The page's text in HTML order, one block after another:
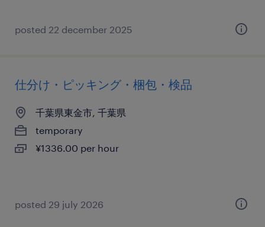
posted 22 december 2025
仕分け・ピッキング・梱包・検品
千葉県東金市, 千葉県
temporary
¥1336.00 per hour
posted 29 july 2026